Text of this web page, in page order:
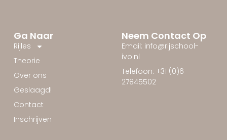
Ga Naar
Rijles
Theorie
Over ons
Geslaagd!
Contact
Inschrijven
Neem Contact Op
Email: info@rijschool-
ivo.nl
Telefoon: +31 (0)6
27845502